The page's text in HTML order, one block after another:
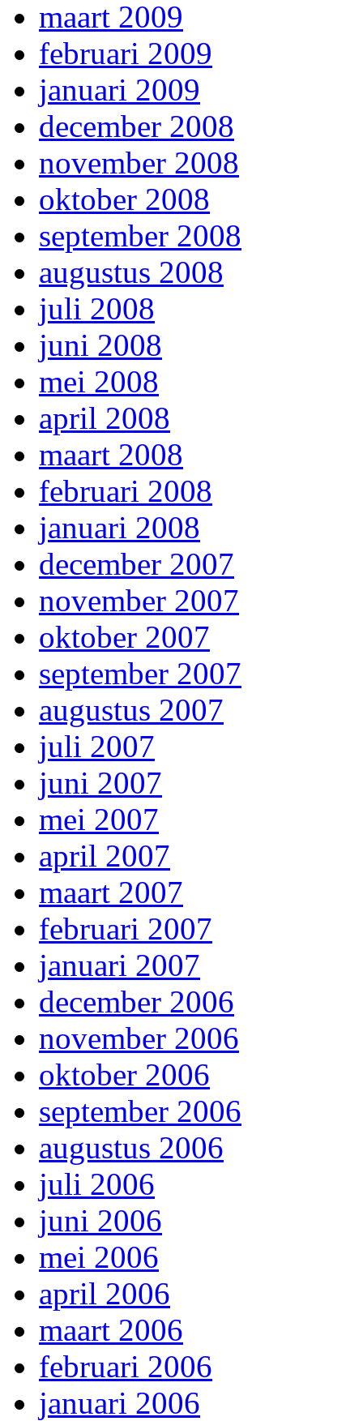
maart 2009
februari 2009
januari 2009
december 2008
november 2008
oktober 2008
september 2008
augustus 2008
juli 2008
juni 2008
mei 2008
april 2008
maart 2008
februari 2008
januari 2008
december 2007
november 2007
oktober 2007
september 2007
augustus 2007
juli 2007
juni 2007
mei 2007
april 2007
maart 2007
februari 2007
januari 2007
december 2006
november 2006
oktober 2006
september 2006
augustus 2006
juli 2006
juni 2006
mei 2006
april 2006
maart 2006
februari 2006
januari 2006